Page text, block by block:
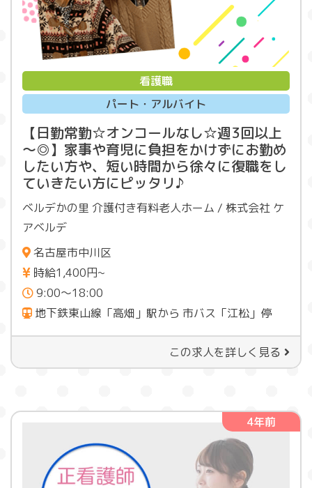
看護職
パート・アルバイト
【日勤常勤☆オンコールなし☆週3回以上
～◎】家事や育児に負担をかけずにお勤め
したい方や、短い時間から徐々に復職をし
ていきたい方にピッタリ♪
ベルデかの里 介護付き有料老人ホーム / 株式会社 ケ
アベルデ
名古屋市中川区
時給1,400円~
9:00～18:00
地下鉄東山線「高畑」駅から 市バス「江松」停
この求人を詳しく見る
4年前